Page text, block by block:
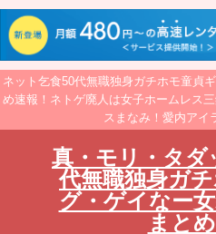
ネット乞食50代無職独身ガチホモ童貞
め速報！ネトゲ廃人は女子ホームレス
スまなみ！愛内アイ
真・モリ・タダ
代無職独身ガ
グ・ゲイなー
まと